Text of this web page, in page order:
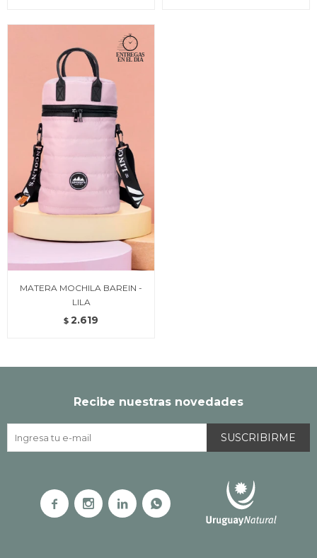
MATERA MOCHILA BAREIN -
LILA
$ 2.619
Recibe nuestras novedades
SUSCRIBIRME
   